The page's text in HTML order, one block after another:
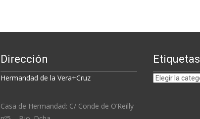
Dirección
Hermandad de la Vera+Cruz
Casa de Hermandad: C/ Conde de O’Reilly
Etiquetas
Etiquetas